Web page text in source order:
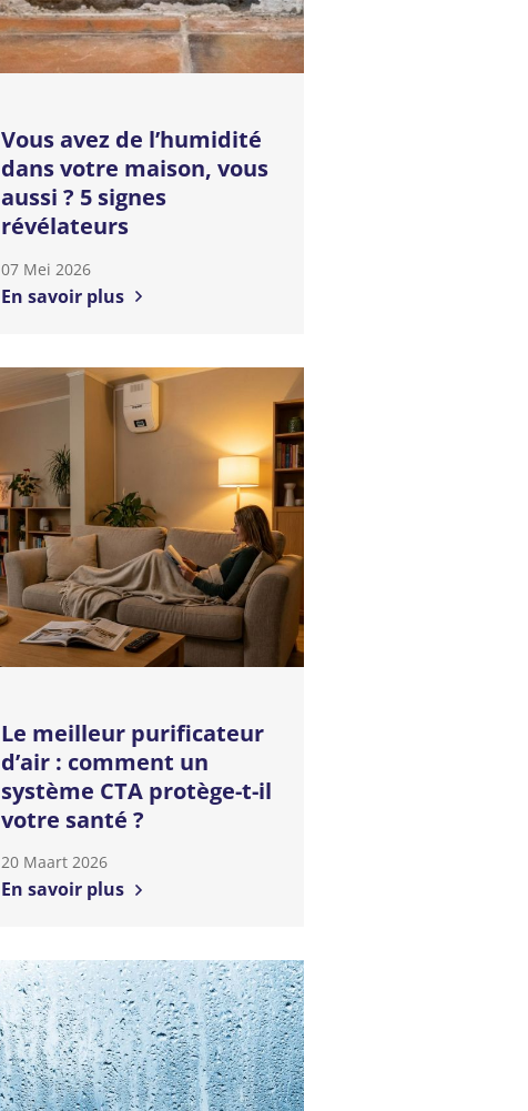
Vous avez de l’humidité
dans votre maison, vous
aussi ? 5 signes
révélateurs
07 Mei 2026
En savoir plus
Le meilleur purificateur
d’air : comment un
système CTA protège-t-il
votre santé ?
20 Maart 2026
En savoir plus